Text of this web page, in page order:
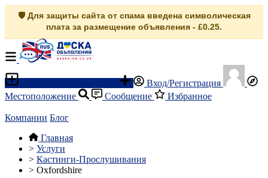
🛡️ Для защиты сайта от спама введена символическая
плата за размещение объявления - £0.25.
Вход/Регистрация
Местоположение
Сообщение Избранное
Компании Блог
Главная
> Услуги
> Кастинги-Прослушивания
> Oxfordshire